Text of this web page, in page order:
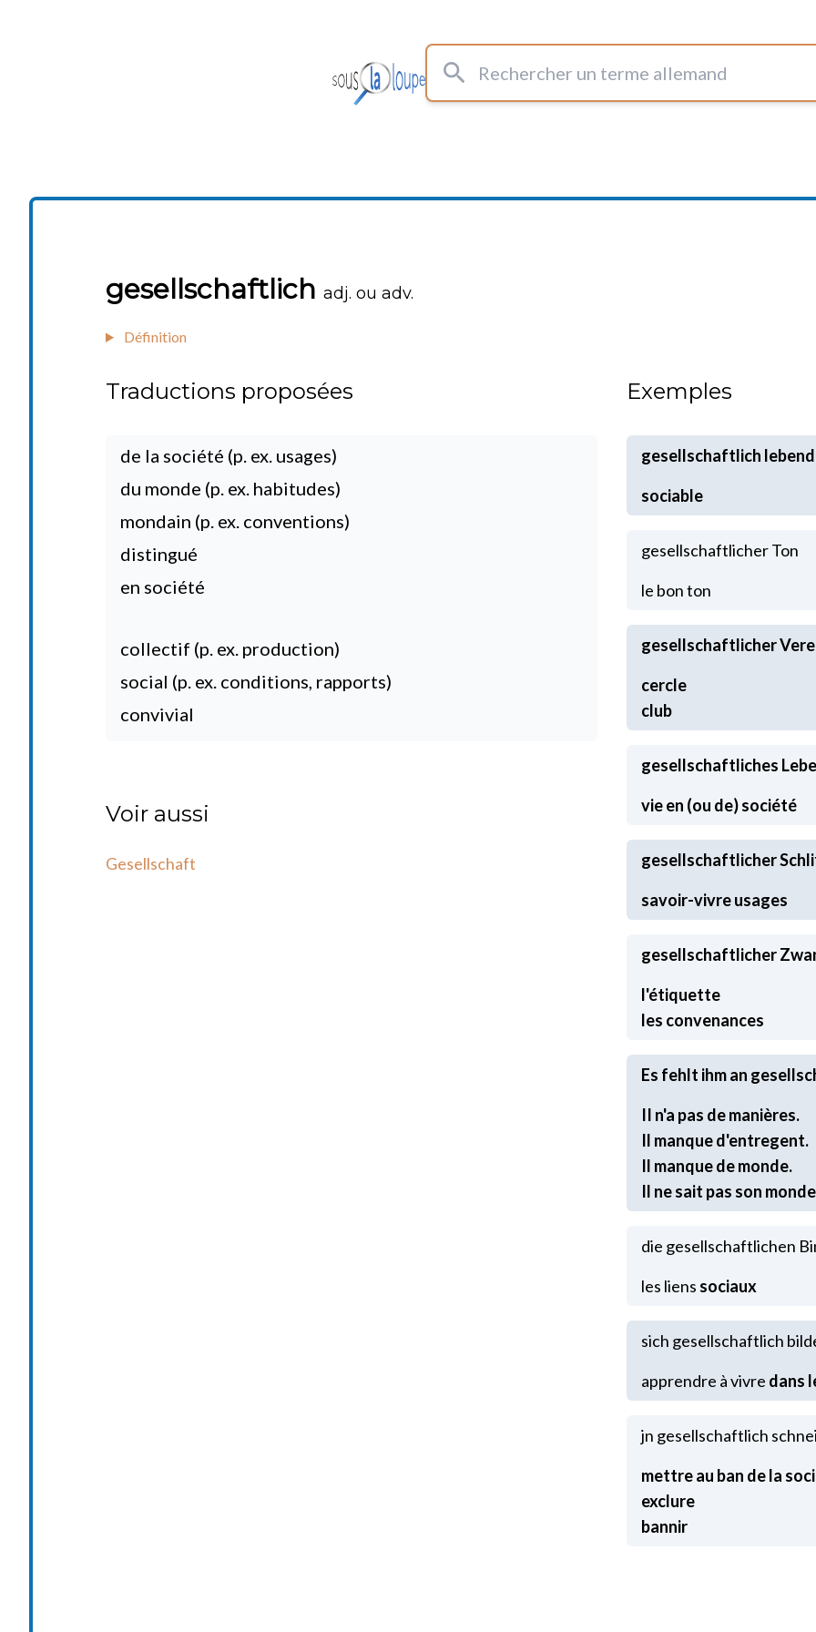
Rechercher un terme allemand
gesellschaftlich adj. ou adv.
Définition
Traductions proposées
de la société (p. ex. usages)
du monde (p. ex. habitudes)
mondain (p. ex. conventions)
distingué
en société
collectif (p. ex. production)
social (p. ex. conditions, rapports)
convivial
Exemples
gesellschaftlich lebend
sociable
gesellschaftlicher Ton
le bon ton
gesellschaftlicher
cercle
club
gesellschaftliches
vie en (ou de) société
savoir-vivreusages
gesellschaftlicher
les convenances
Es fehlt ihm an
Il ne sait pas son
die gesellschaftlichen
les liens
sich gesellschaftlich
apprendre à vivre
jn gesellschaftlich
mettre au ban de la
Voir aussi
Gesellschaft